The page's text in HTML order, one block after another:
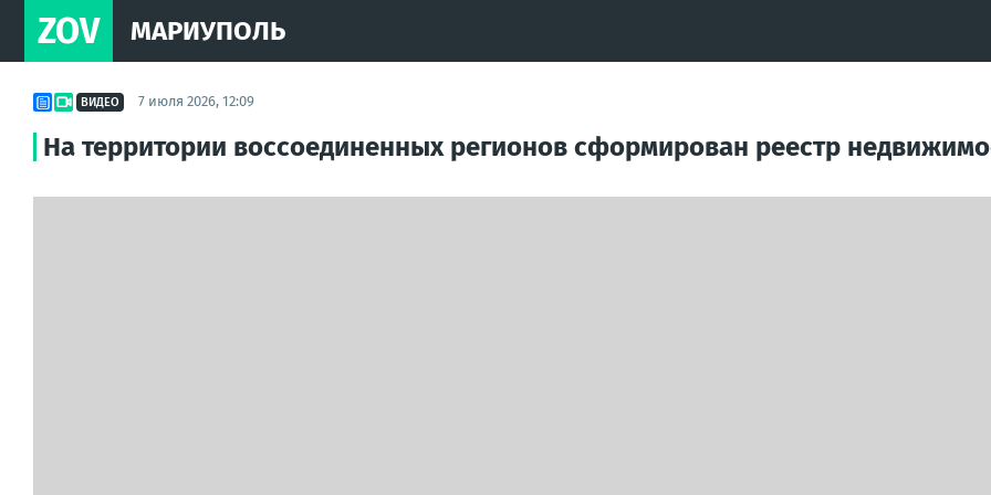
ZOV МАРИУПОЛЬ
ВИДЕО 7 июля 2026, 12:09
На территории воссоединенных регионов сформирован реестр